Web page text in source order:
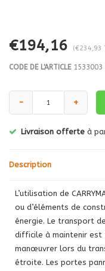
€194,16 (€234,93
CODE DE L'ARTICLE1533003
- +
Livraison offerte à
Description
L’utilisation de
ou d’éléments de
énergie. Le transport
difficile à maintenir est
manœuvrer lors du
étroite. Les portes